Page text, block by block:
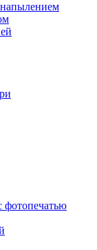
фотопечатью